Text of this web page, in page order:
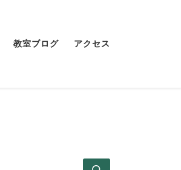
教室ブログ アクセス
SEARCH